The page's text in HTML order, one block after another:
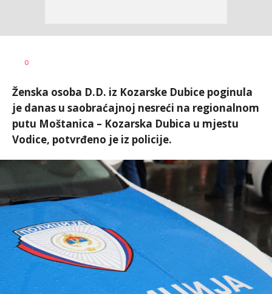
AUTOR
0
Ženska osoba D.D. iz Kozarske Dubice poginula
je danas u saobraćajnoj nesreći na regionalnom
putu Moštanica – Kozarska Dubica u mjestu
Vodice, potvrđeno je iz policije.